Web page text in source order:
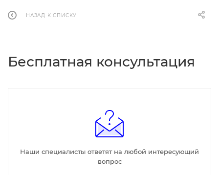
НАЗАД К СПИСКУ
Бесплатная консультация
Наши специалисты ответят на любой интересующий
вопрос